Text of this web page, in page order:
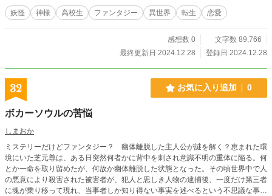
妖怪 神様 高校生 ファンタジー 異世界 転生 恋愛
感想数 0
文字数 89,766
最終更新日 2024.12.28
登録日 2024.12.28
32 お気に入り追加 0
ボカーソウルの苦悩
しまおか
ミステリーだけどファンタジー？ 幽体離脱した主人公が謎を解く？恵まれた環
境にいた芝元尊は、ある日突然何者かに背中を刺され意識不明の重体に陥る。何
とか一命を取り留めたが、何故か幽体離脱した状態となった。その頃世界中で人
の悪意により殺害された被害者が、犯人と思しき人物の逮捕後、一度だけ第三者
に魂が乗り移って現れ、当事者しか知り得ない事実を述べるという不思議な事例